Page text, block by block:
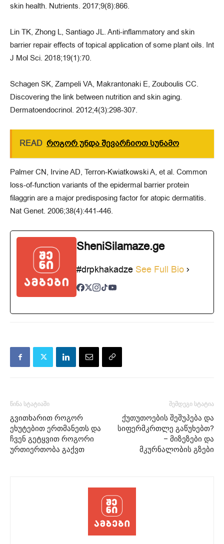
skin health. Nutrients. 2017;9(8):866.
Lin TK, Zhong L, Santiago JL. Anti-inflammatory and skin
barrier repair effects of topical application of some plant oils. Int
J Mol Sci. 2018;19(1):70.
Schagen SK, Zampeli VA, Makrantonaki E, Zouboulis CC.
Discovering the link between nutrition and skin aging.
Dermatoendocrinol. 2012;4(3):298-307.
READ როგორ უნდა შევარჩიოთ სუნამო
Palmer CN, Irvine AD, Terron-Kwiatkowski A, et al. Common
loss-of-function variants of the epidermal barrier protein
filaggrin are a major predisposing factor for atopic dermatitis.
Nat Genet. 2006;38(4):441-446.
SheniSilamaze.ge
#drpkhakadze See Full Bio
წინა სტატიაში
გვითხარით როგორ
ეხუტებით ერთმანეთს და
ჩვენ გეტყვით როგორი
ურთიერთობა გაქვთ
შემდეგი სტატია
ქუთუთოების შეშუპება და
სიფერმკრთლე გაწუხებთ?
– მიზეზები და
მკურნალობის გზები